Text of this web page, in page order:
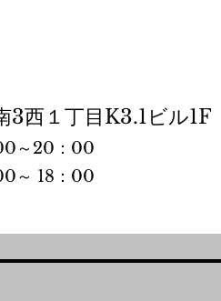
3西１丁目K3.1ビル1F
～20：00
～ 18：00